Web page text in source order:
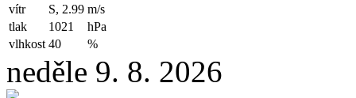
vítr S, 2.99 m/s
tlak
1021
hPa
vlhkost 40 %
neděle 9. 8. 2026